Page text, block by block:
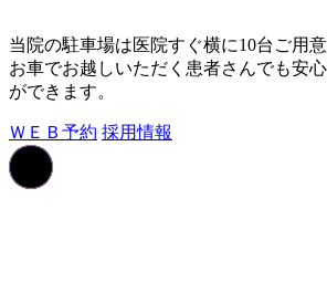
当院の駐車場は医院すぐ横に10台ご用意
お車でお越しいただく患者さんでも安
ができます。
ＷＥＢ予約 採用情報